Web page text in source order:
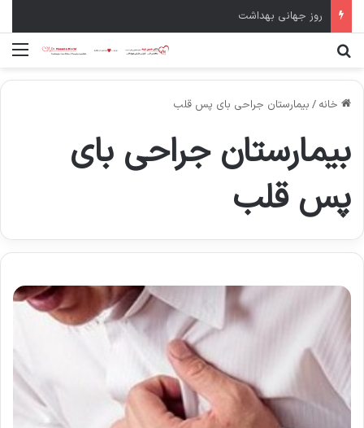
روز جهانی بهداشت
خانه / بیمارستان جراحی بای پس قلب
بیمارستان جراحی بای
پس قلب